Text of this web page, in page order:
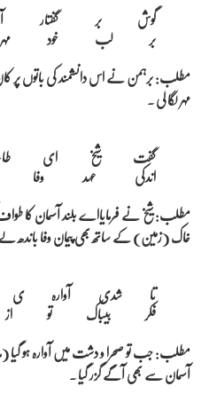
گوش بر گفتار
مطلب: برہمن نے اس دانشمند کی باتوں پر
مہر لگا لی ۔
گفت شیخ ای
مطلب: شیخ نے فرمایااے بلند آسمان کا
خاک (زمین) کے ساتھ بھی پیمان وفا باندھ
تا شدی آوارہ
فکر بیباک تو از گردون گذشت
مطلب: جب تو صحرا و دشت میں آوارہ ہو گیا
آسمان سے بھی آگے گزر گیا ۔